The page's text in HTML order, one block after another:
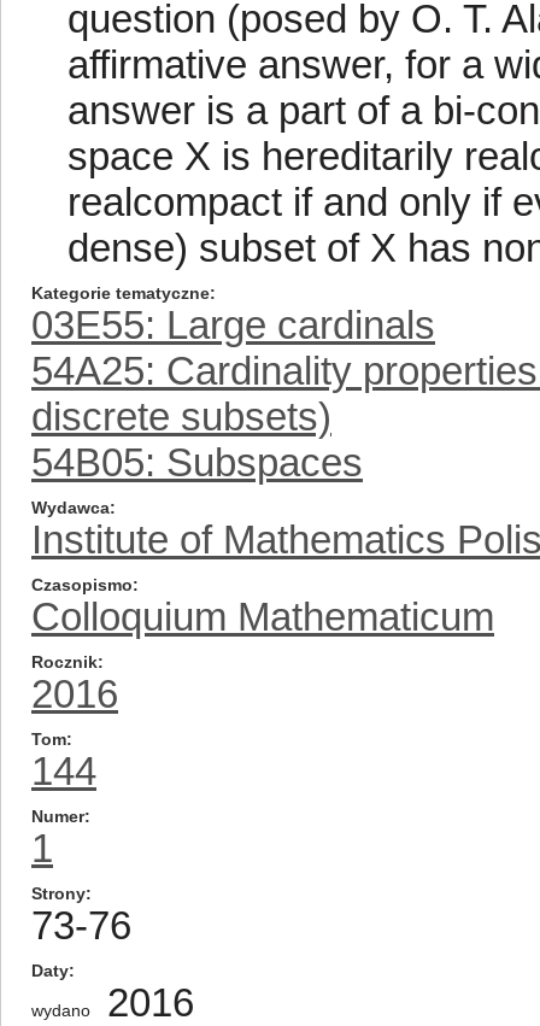
question (posed by O. T.
affirmative answer, for a
answer is a part of a bi-
space X is hereditarily
realcompact if and only if
dense) subset of X has
Kategorie tematyczne
03E55: Large cardinals
54A25: Cardinality
discrete subsets)
54B05: Subspaces
Wydawca
Institute of Mathematics
Czasopismo
Colloquium Mathematicum
Rocznik
2016
Tom
144
Numer
1
Strony
73-76
Daty
wydano 2016